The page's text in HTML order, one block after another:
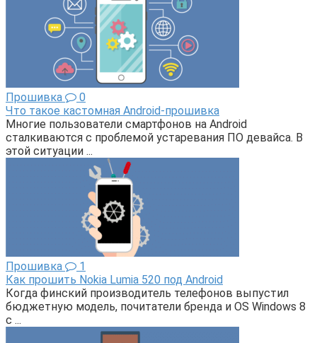
Прошивка
0
Что такое кастомная Android-прошивка
Многие пользователи смартфонов на Android
сталкиваются с проблемой устаревания ПО девайса. В
этой ситуации ...
Прошивка
1
Как прошить Nokia Lumia 520 под Android
Когда финский производитель телефонов выпустил
бюджетную модель, почитатели бренда и OS Windows 8
с ...